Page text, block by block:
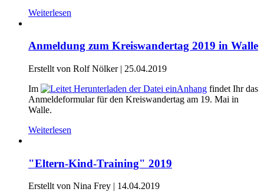
Weiterlesen
Anmeldung zum Kreiswandertag 2019 in Walle
Erstellt von Rolf Nölker | 25.04.2019
Im
Anhang findet Ihr das
Anmeldeformular für den Kreiswandertag am 19. Mai in
Walle.
Weiterlesen
"Eltern-Kind-Training" 2019
Erstellt von Nina Frey | 14.04.2019